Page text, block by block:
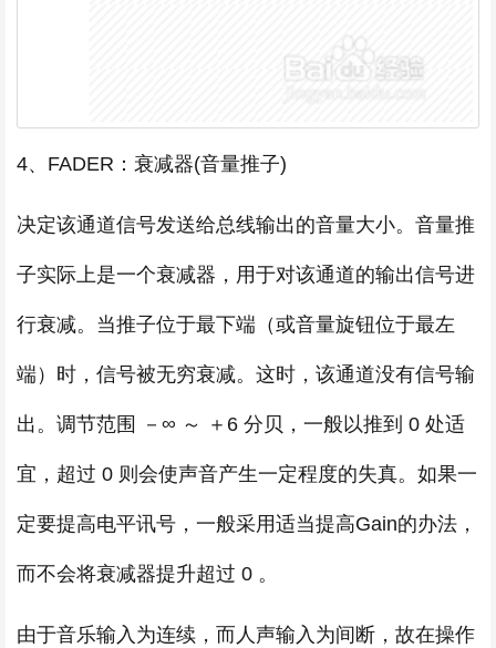
4、FADER：衰减器(音量推子)
决定该通道信号发送给总线输出的音量大小。音量推
子实际上是一个衰减器，用于对该通道的输出信号进
行衰减。当推子位于最下端（或音量旋钮位于最左
端）时，信号被无穷衰减。这时，该通道没有信号输
出。调节范围 －∞ ～ ＋6 分贝，一般以推到 0 处适
宜，超过 0 则会使声音产生一定程度的失真。如果一
定要提高电平讯号，一般采用适当提高Gain的办法，
而不会将衰减器提升超过 0 。
由于音乐输入为连续，而人声输入为间断，故在操作